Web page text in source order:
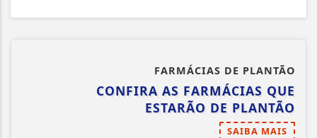
FARMÁCIAS DE PLANTÃO
CONFIRA AS FARMÁCIAS QUE
ESTARÃO DE PLANTÃO
SAIBA MAIS